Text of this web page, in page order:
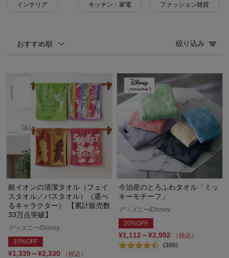
インテリア キッチン・家電 ファッション雑貨
おすすめ順 絞り込み
銀イオンの清潔タオル（フェイ
スタオル／バスタオル）（選べ
るキャラクター） 【累計販売数
33万点突破】
ディズニー/Disney
10%OFF
¥1,339～¥2,330
（税込）
今治産のとろふわタオル「ミッ
キーモチーフ」
ディズニー/Disney
20%OFF
¥1,112～¥2,952
（税込）
(386)